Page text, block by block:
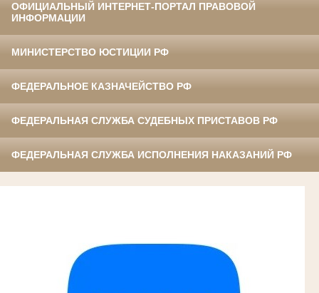
ОФИЦИАЛЬНЫЙ ИНТЕРНЕТ-ПОРТАЛ ПРАВОВОЙ
ИНФОРМАЦИИ
МИНИСТЕРСТВО ЮСТИЦИИ РФ
ФЕДЕРАЛЬНОЕ КАЗНАЧЕЙСТВО РФ
ФЕДЕРАЛЬНАЯ СЛУЖБА СУДЕБНЫХ ПРИСТАВОВ РФ
ФЕДЕРАЛЬНАЯ СЛУЖБА ИСПОЛНЕНИЯ НАКАЗАНИЙ РФ